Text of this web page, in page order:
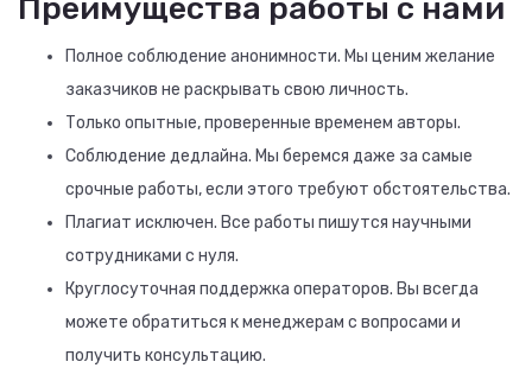
Преимущества работы с нами
Полное соблюдение анонимности. Мы ценим желание
заказчиков не раскрывать свою личность.
Только опытные, проверенные временем авторы.
Соблюдение дедлайна. Мы беремся даже за самые
срочные работы, если этого требуют обстоятельства.
Плагиат исключен. Все работы пишутся научными
сотрудниками с нуля.
Круглосуточная поддержка операторов. Вы всегда
можете обратиться к менеджерам с вопросами и
получить консультацию.